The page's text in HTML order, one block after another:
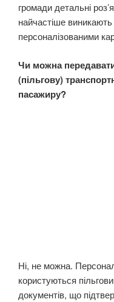
громади детальні
найчастіше
персоналізованими
Чи можна
(пільгову)
пасажиру?
Ні, не можна.
користуються
документів, що